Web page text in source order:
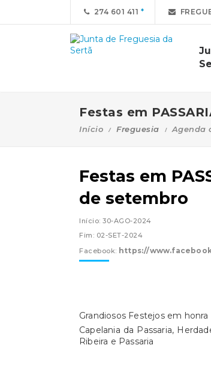
274 601 411
Festas em
Início Freguesia Agenda
Festas em
de setembro
Início: 30-AGO-2024
Fim: 02-SET-2024
Facebook: https://
Grandiosos Festejos em
Capelania da Passaria,
Ribeira e Passaria